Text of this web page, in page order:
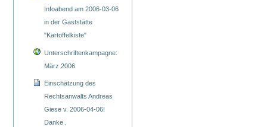
Infoabend am 2006-03-06
in der Gaststätte
"Kartoffelkiste"
Unterschriftenkampagne:
März 2006
Einschätzung des
Rechtsanwalts Andreas
Giese v. 2006-04-06!
Danke .